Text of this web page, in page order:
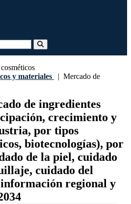
y materiales | Mercado de
de ingredientes
crecimiento y
por tipos
biotecnologías), por
de la piel, cuidado
cuidado del
regional y